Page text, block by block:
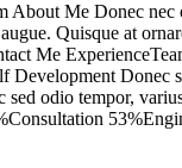
Me Donec
Quisque at
Me
Donec
odio tempor,